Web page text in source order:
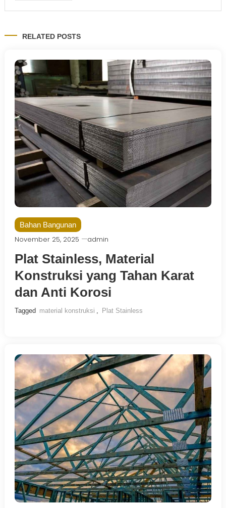
RELATED POSTS
Bahan Bangunan
November 25, 2025 admin
Plat Stainless, Material
Konstruksi yang Tahan Karat
dan Anti Korosi
Tagged material konstruksi , Plat Stainless